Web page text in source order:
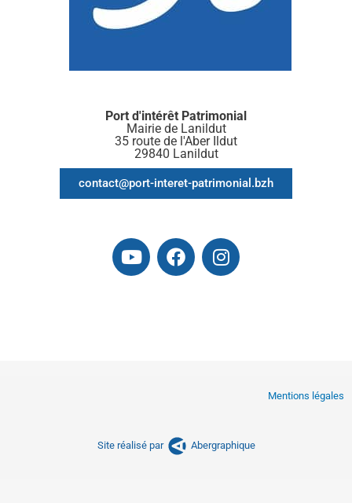
Port d'intérêt Patrimonial
Mairie de Lanildut
35 route de l'Aber Ildut
29840 Lanildut
contact@port-interet-patrimonial.bzh
Mentions légales
Site réalisé par Abergraphique